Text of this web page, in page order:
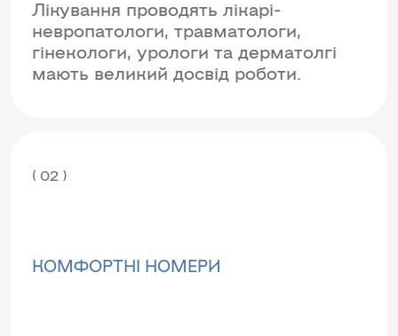
Лікування проводять лікарі-
невропатологи, травматологи,
гінекологи, урологи та дерматолгі
мають великий досвід роботи.
( 02 )
КОМФОРТНІ НОМЕРИ